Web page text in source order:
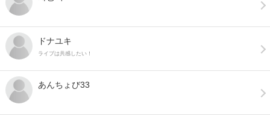
ドナユキ
ライブは共感したい！
あんちょび33